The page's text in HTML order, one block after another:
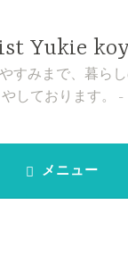
Yukie
すみまで、暮ら
やしております。
メニュー